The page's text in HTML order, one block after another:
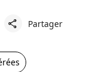
share Partager